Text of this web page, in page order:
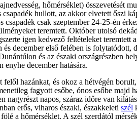
hőmérséklet) összevetését
hullott, az akkor elvetett őszi
csak szeptember 24-25-én
teremtett. Október utolsó
igen kedvező feltételeket
december első felében is
és az északi országrészben
december hatására.
hazánkat, és okoz a hétvégén borult,
fagyott esőbe, ónos esőbe majd
nagyrészt napos, száraz időre van
erős, viharos északi, északkeleti szél
a hőmérséklet. A szél szerdától